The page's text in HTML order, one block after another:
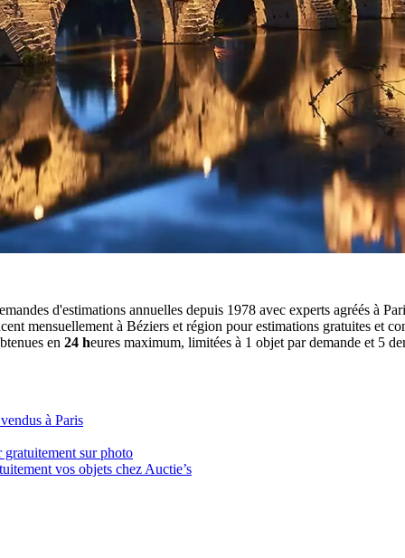
d'estimations annuelles depuis 1978 avec experts agréés à
mensuellement à Béziers et région pour estimations gratuites et
en 24 heures maximum, limitées à 1 objet par demande et 5
à Paris
gratuitement sur photo
vos objets chez Auctie’s